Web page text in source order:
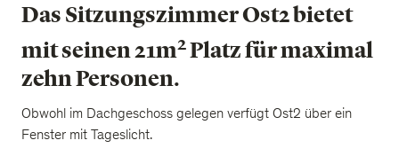
Das Sitzungszimmer Ost2 bietet
mit seinen 21m2Platz für maximal
zehn Personen.
Obwohl im Dachgeschoss gelegen verfügt Ost2 über ein
Fenster mit Tageslicht.